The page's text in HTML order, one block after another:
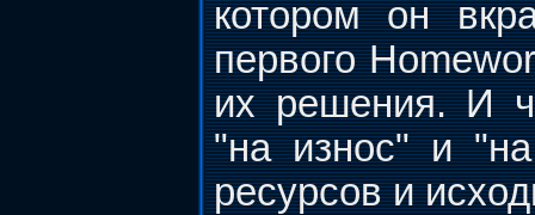
котором он
первого
их решения. И
"на износ" и
ресурсов и